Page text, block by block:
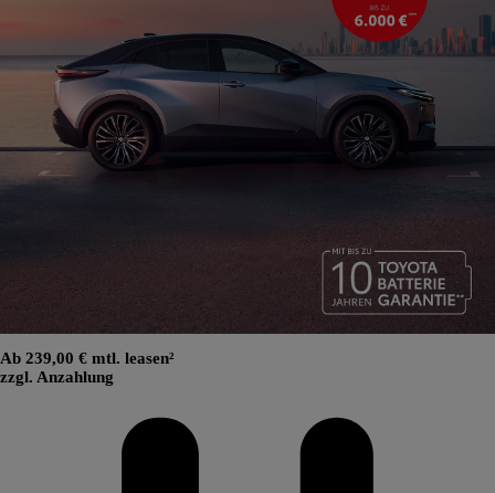
Ab 239,00 € mtl. leasen²
zzgl. Anzahlung